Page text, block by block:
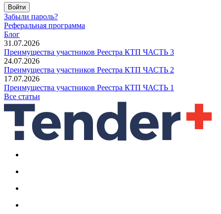
Войти
Забыли пароль?
Реферальная программа
Блог
31.07.2026
Преимущества участников Реестра КТП ЧАСТЬ 3
24.07.2026
Преимущества участников Реестра КТП ЧАСТЬ 2
17.07.2026
Преимущества участников Реестра КТП ЧАСТЬ 1
Все статьи